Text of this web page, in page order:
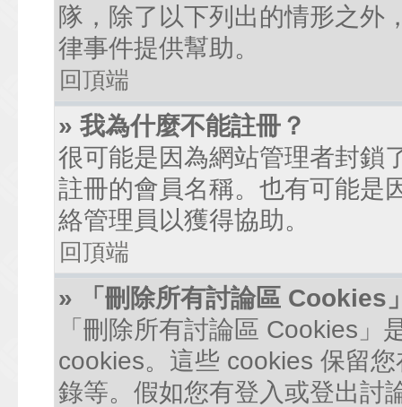
隊，除了以下列出的情形之外
律事件提供幫助。
回頂端
» 我為什麼不能註冊？
很可能是因為網站管理者封鎖
註冊的會員名稱。也有可能是
絡管理員以獲得協助。
回頂端
» 「刪除所有討論區 Cookies
「刪除所有討論區 Cookies
cookies。這些 cookies 保留
錄等。假如您有登入或登出討